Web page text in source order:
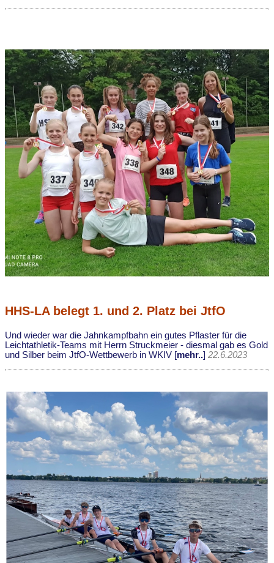
HHS-LA belegt 1. und 2. Platz bei JtfO
Und wieder war die Jahnkampfbahn ein gutes Pflaster für die
Leichtathletik-Teams mit Herrn Struckmeier - diesmal gab es Gold
und Silber beim JtfO-Wettbewerb in WKIV [mehr..] 22.6.2023